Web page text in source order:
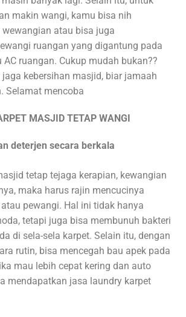
makin wangi, kamu bisa nih
atau bisa juga
ruangan yang digantung pada
ruangan. Cukup mudah bukan??
kebersihan masjid, biar jamaah
Selamat mencoba
MASJID TETAP WANGI
deterjen secara berkala
tetap tejaga kerapian, kewangian
maka harus rajin mencucinya
pewangi. Hal ini tidak hanya
tetapi juga bisa membunuh bakteri
di sela-sela karpet. Selain itu, dengan
rutin, bisa mencegah bau apek pada
mau lebih cepat kering dan auto
mendapatkan jasa laundry karpet